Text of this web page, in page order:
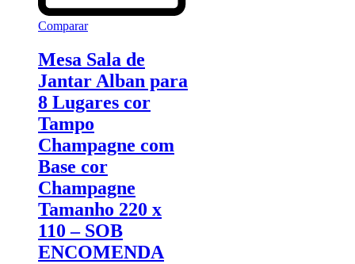
Comparar
Mesa Sala de
Jantar Alban para
8 Lugares cor
Tampo
Champagne com
Base cor
Champagne
Tamanho 220 x
110 – SOB
ENCOMENDA